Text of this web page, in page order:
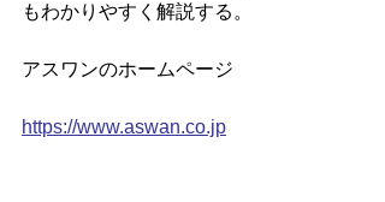
もわかりやすく解説する。
アスワンのホームページ
https://www.aswan.co.jp